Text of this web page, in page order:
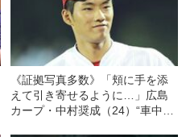
《証拠写真多数》「頬に手を添
えて引き寄せるように…」広島
カープ・中村奨成（24）“車中不